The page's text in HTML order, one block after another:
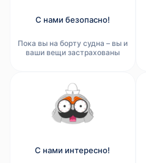
С нами безопасно!
Пока вы на борту судна – вы и
ваши вещи застрахованы
С нами интересно!